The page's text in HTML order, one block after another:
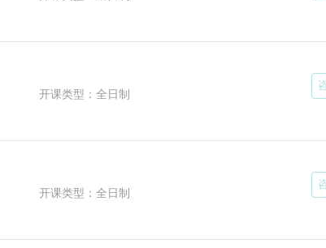
开课类型：全日制
开课类型：全日制